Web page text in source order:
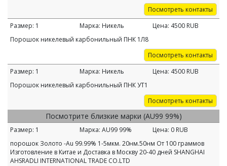
Посмотреть контакты
Размер: 1 Марка: Никель Цена: 4500 RUB
Порошок никелевый карбонильный ПНК 1Л8
Посмотреть контакты
Размер: 1 Марка: Никель Цена: 4500 RUB
Порошок никелевый карбонильный ПНК УТ1
Посмотреть контакты
Посмотрите близкие марки (AU99 99%)
Размер: 1 Марка: AU99 99% Цена: 0 RUB
порошок Золото -Au 99.99% 1-5мкм. 20нм.50нм От 100 граммов
Изготовление в Китае и Доставка в Москву 20-40 дней SHANGHAI
AHSRADLI INTERNATIONAL TRADE CО.LTD